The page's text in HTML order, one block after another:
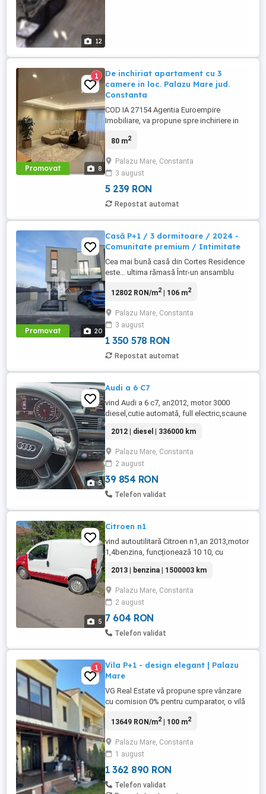
12
Promovat 8
1
De inchiriat apartament cu 3
camere in loc. Palazu Mare jud.
Constanta
COD IA 27154 Agentia Euroempire
Imobiliare, va propune spre inchiriere in
apartament cu 3 camere, 2 bai,
si este situat la parter inalt. Imobilul este
imbunatatit de actualitate- gresie, faianta,
parchet, termopan, usa ...
80 m2
Palazu Mare, Constanta
3 august
5 239 RON
Repostat automat
Promovat 20
Casă P+1 / 3 dormitoare / 2024 -
Comunitate premium / Intimitate
Cea mai bună casă din Cortes Residence
este… ultima rămasă Într-un ansamblu
locuite, aceasta este singura oportunitate
familii liniștite, cu standarde ridicate de
viață, care au ales acest loc pentru
siguranță, confort și ...
12802 RON/m2| 106 m2
Palazu Mare, Constanta
3 august
1 350 578 RON
Repostat automat
5
Audi a 6 C7
vind Audi a 6 c7, an2012, motor 3000
diesel,cutie automată, full electric,scaune
negociabil, mai multe detalii la telefon.
2012 | diesel | 336000 km
Palazu Mare, Constanta
2 august
39 854 RON
Telefon validat
5
Citroen n1
vind autoutilitară Citroen n1,an 2013,motor
1,4benzina, funcționează 10 10, cu
multe detalii la telefon
2013 | benzina | 1500003 km
Palazu Mare, Constanta
2 august
7 604 RON
Telefon validat
1
Vila P+1 - design elegant | Palazu
Mare
VG Real Estate vă propune spre vânzare
cu comision 0% pentru cumparator, o vilă
pentru familie. Proprietatea oferă un
curte perfectă pentru relaxare. Detalii
proprietate: • Suprafață utilă: 99.85mp •
Suprafață teren: ...
13649 RON/m2| 100 m2
Palazu Mare, Constanta
1 august
1 362 890 RON
Telefon validat